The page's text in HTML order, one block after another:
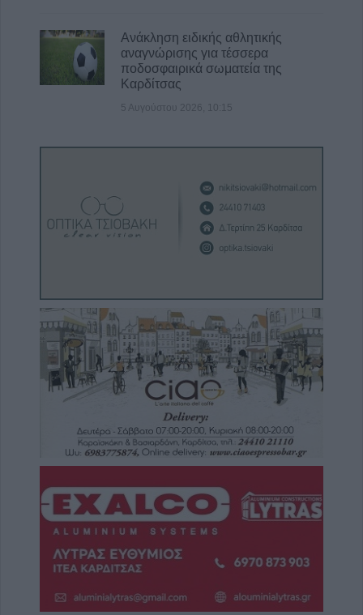
Ανάκληση ειδικής αθλητικής
αναγνώρισης για τέσσερα
ποδοσφαιρικά σωματεία της
Καρδίτσας
5 Αυγούστου 2026, 10:15